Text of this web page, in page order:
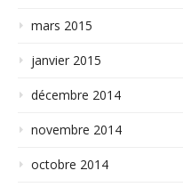
mars 2015
janvier 2015
décembre 2014
novembre 2014
octobre 2014